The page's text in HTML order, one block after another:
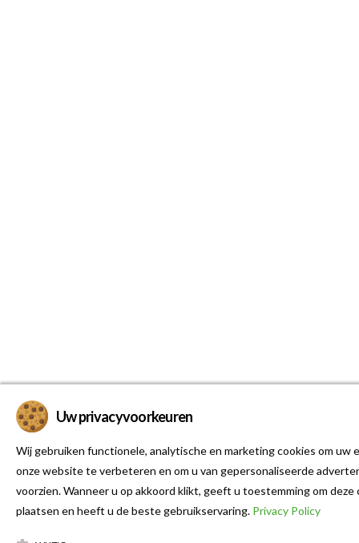
Uw privacyvoorkeuren
Wij gebruiken functionele, analytische en marketing cookies om uw
onze website te verbeteren en om u van gepersonaliseerde
voorzien. Wanneer u op akkoord klikt, geeft u toestemming om deze
plaatsen en heeft u de beste gebruikservaring. Privacy Policy